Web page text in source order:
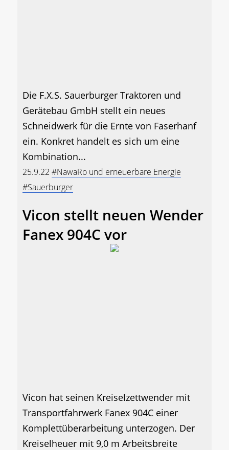
Die F.X.S. Sauerburger Traktoren und
Gerätebau GmbH stellt ein neues
Schneidwerk für die Ernte von Faserhanf
ein. Konkret handelt es sich um eine
Kombination...
25.9.22 #NawaRo und erneuerbare Energie
#Sauerburger
Vicon stellt neuen Wender
Fanex 904C vor
Vicon hat seinen Kreiselzettwender mit
Transportfahrwerk Fanex 904C einer
Komplettüberarbeitung unterzogen. Der
Kreiselheuer mit 9,0 m Arbeitsbreite